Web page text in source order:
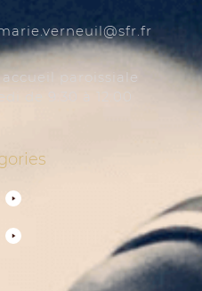
rf.rfs
paroissiale
de 9:30 à 12:00